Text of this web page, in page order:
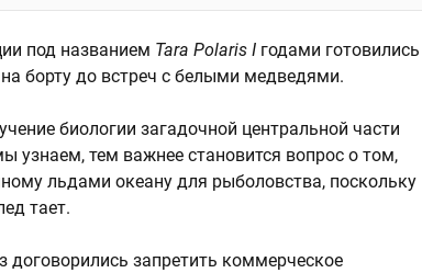
под названием Tara Polaris I годами готовились
борту до встреч с белыми медведями.
биологии загадочной центральной части
узнаем, тем важнее становится вопрос о том,
льдами океану для рыболовства, поскольку
тает.
договорились запретить коммерческое